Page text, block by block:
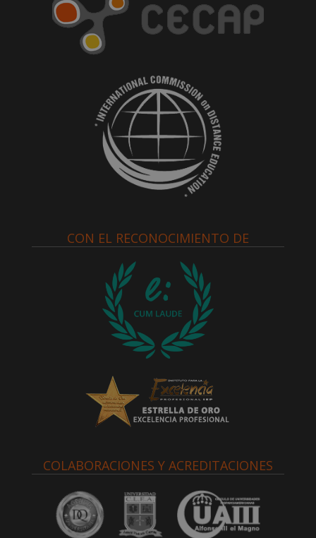
CON EL RECONOCIMIENTO DE
COLABORACIONES Y ACREDITACIONES